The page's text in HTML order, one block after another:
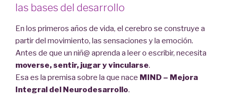
las bases del desarrollo
En los primeros años de vida, el cerebro se construye a
partir del movimiento, las sensaciones y la emoción.
Antes de que un niñ@ aprenda a leer o escribir, necesita
moverse, sentir, jugar y vincularse.
Esa es la premisa sobre la que nace MIND – Mejora
Integral del Neurodesarrollo.